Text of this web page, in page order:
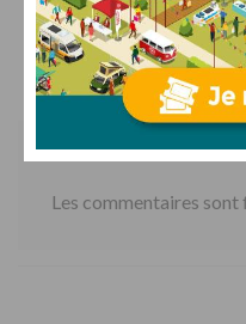
22/07/
Les commentaires sont